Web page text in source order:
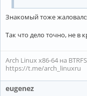
Знакомый тоже
Так что дело точно, не в
Arch Linux x86-64 на BTRFS
https://t.me/arch_linuxru
eugenez